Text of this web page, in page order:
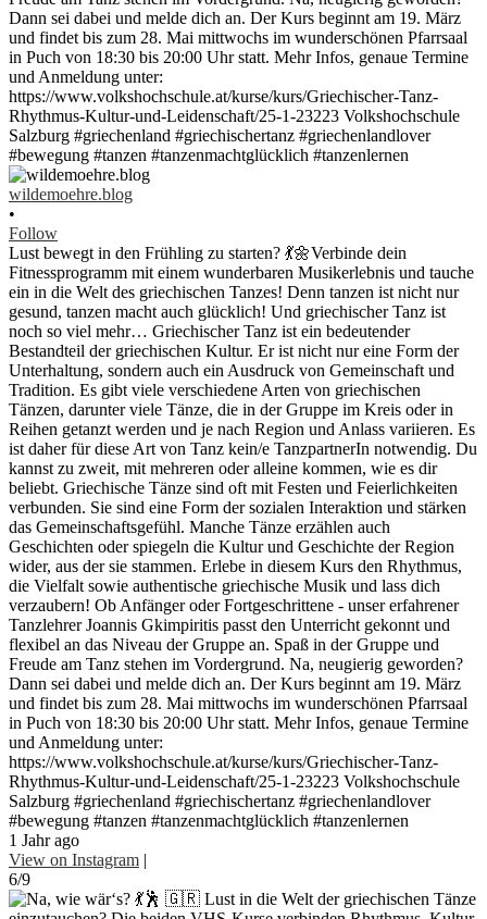
wildemoehre.blog
•
Follow
Lust bewegt in den Frühling zu starten? 💃🌼Verbinde dein
Fitnessprogramm mit einem wunderbaren Musikerlebnis und tauche
ein in die Welt des griechischen Tanzes! Denn tanzen ist nicht nur
gesund, tanzen macht auch glücklich! Und griechischer Tanz ist
noch so viel mehr… Griechischer Tanz ist ein bedeutender
Bestandteil der griechischen Kultur. Er ist nicht nur eine Form der
Unterhaltung, sondern auch ein Ausdruck von Gemeinschaft und
Tradition. Es gibt viele verschiedene Arten von griechischen
Tänzen, darunter viele Tänze, die in der Gruppe im Kreis oder in
Reihen getanzt werden und je nach Region und Anlass variieren. Es
ist daher für diese Art von Tanz kein/e TanzpartnerIn notwendig. Du
kannst zu zweit, mit mehreren oder alleine kommen, wie es dir
beliebt. Griechische Tänze sind oft mit Festen und Feierlichkeiten
verbunden. Sie sind eine Form der sozialen Interaktion und stärken
das Gemeinschaftsgefühl. Manche Tänze erzählen auch
Geschichten oder spiegeln die Kultur und Geschichte der Region
wider, aus der sie stammen. Erlebe in diesem Kurs den Rhythmus,
die Vielfalt sowie authentische griechische Musik und lass dich
verzaubern! Ob Anfänger oder Fortgeschrittene - unser erfahrener
Tanzlehrer Joannis Gkimpiritis passt den Unterricht gekonnt und
flexibel an das Niveau der Gruppe an. Spaß in der Gruppe und
Freude am Tanz stehen im Vordergrund. Na, neugierig geworden?
Dann sei dabei und melde dich an. Der Kurs beginnt am 19. März
und findet bis zum 28. Mai mittwochs im wunderschönen Pfarrsaal
in Puch von 18:30 bis 20:00 Uhr statt. Mehr Infos, genaue Termine
und Anmeldung unter:
https://www.volkshochschule.at/kurse/kurs/Griechischer-Tanz-
Rhythmus-Kultur-und-Leidenschaft/25-1-23223 Volkshochschule
Salzburg #griechenland #griechischertanz #griechenlandlover
#bewegung #tanzen #tanzenmachtglücklich #tanzenlernen
1 Jahr ago
View on Instagram |
6/9